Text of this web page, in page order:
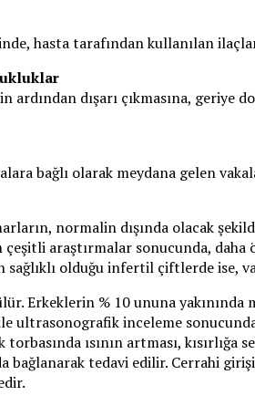
hasta tarafından kullanılan
dışarı çıkmasına, geriye
bağlı olarak meydana gelen
normalin dışında olacak
çeşitli araştırmalar sonucunda,
olduğu infertil çiftlerde ise,
Erkeklerin % 10 ununa
ultrasonografik inceleme
ısının artması,
tedavi edilir. Cerrahi